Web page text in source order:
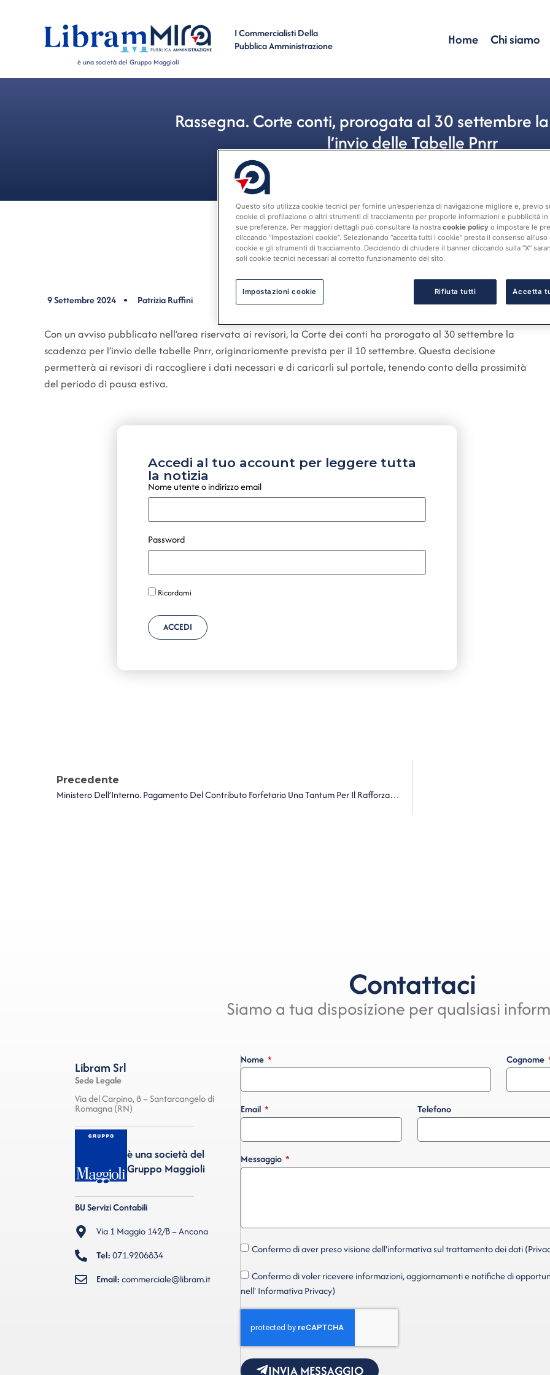
è una società del Gruppo Maggioli
I Commercialisti Della
Pubblica Amministrazione
Home Chi siamo
Rassegna. Corte conti, prorogata al 30 settembre
l’invio delle Tabelle Pnrr
9 Settembre 2024 Patrizia Ruffini
Con un avviso pubblicato nell’area riservata ai revisori, la Corte dei conti ha prorogato al 30 settembre la
scadenza per l’invio delle tabelle Pnrr, originariamente prevista per il 10 settembre. Questa decisione
permetterà ai revisori di raccogliere i dati necessari e di caricarli sul portale, tenendo conto della prossimità
del periodo di pausa estiva.
Accedi al tuo account per leggere tutta
la notizia
Nome utente o indirizzo email
Password
Ricordami
ACCEDI
Precedente
Ministero Dell’Interno. Pagamento Del Contributo Forfetario Una Tantum Per Il Rafforzamento, In Via Temporanea, Dell’offerta Dei Servizi Sociali Da Parte Dei Comuni Ospitanti Un Significativo Numero Di Persone Richiedenti Il Permesso Di Protezione Temporanea
Contattaci
Siamo a tua disposizione per qualsiasi
Libram Srl
Sede Legale
Via del Carpino, 8 – Santarcangelo di
Romagna (RN)
è una società del
Gruppo Maggioli
BU Servizi Contabili
Via 1 Maggio 142/B – Ancona
Tel:071.9206834
Email:commerciale@libram.it
Nome Cognome
Email Telefono
Messaggio
Confermo di aver preso visione dell'informativa sul trattamento dei dati
Confermo di voler ricevere informazioni, aggiornamenti e notifiche di
nell' Informativa Privacy)
INVIA MESSAGGIO
Questo sito utilizza cookie tecnici per fornirle un’esperienza di navigazione migliore e, previo
cookie di profilazione o altri strumenti di tracciamento per proporle informazioni e pubblicità in
sue preferenze. Per maggiori dettagli può consultare la nostra cookie policy o impostare le
cliccando “Impostazioni cookie”. Selezionando “accetta tutti i cookie” presta il consenso
cookie e gli strumenti di tracciamento. Decidendo di chiudere il banner cliccando sulla “X”
soli cookie tecnici necessari al corretto funzionamento del sito.
Rifiuta tutti Accetta
Impostazioni cookie